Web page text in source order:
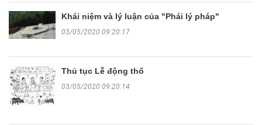
Khái niệm và lý luận của "Phái lý pháp"
03/05/2020 09:20:17
Thủ tục Lễ động thổ
03/05/2020 09:20:14